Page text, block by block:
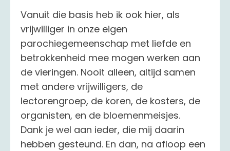
Vanuit die basis heb ik ook hier, als
vrijwilliger in onze eigen
parochiegemeenschap met liefde en
betrokkenheid mee mogen werken aan
de vieringen. Nooit alleen, altijd samen
met andere vrijwilligers, de
lectorengroep, de koren, de kosters, de
organisten, en de bloemenmeisjes.
Dank je wel aan ieder, die mij daarin
hebben gesteund. En dan, na afloop een